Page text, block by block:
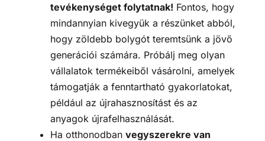
tevékenységet folytatnak! Fontos, hogy
mindannyian kivegyük a részünket abból,
hogy zöldebb bolygót teremtsünk a jövő
generációi számára. Próbálj meg olyan
vállalatok termékeiből vásárolni, amelyek
támogatják a fenntartható gyakorlatokat,
például az újrahasznosítást és az
anyagok újrafelhasználását.
Ha otthonodban vegyszerekre van